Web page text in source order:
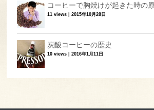
コーヒーで胸焼けが起きた時の
11 views |2015年10月28日
炭酸コーヒーの歴史
10 views |2016年1月11日